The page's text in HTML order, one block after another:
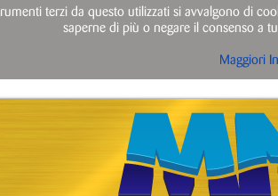
terzi da questo utilizzati si avvalgono di
saperne di più o negare il consenso a
Maggiori